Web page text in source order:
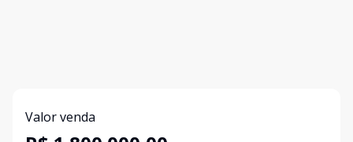
Valor venda